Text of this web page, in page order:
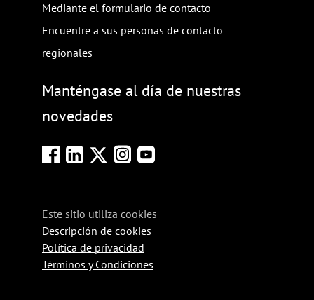
Mediante el formulario de contacto
Encuentre a sus personas de contacto
regionales
Manténgase al día de nuestras
novedades
Este sitio utiliza cookies
Descripción de cookies
Política de privacidad
Términos y Condiciones